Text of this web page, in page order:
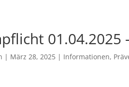
01.04.2025
| März 28, 2025 | Informationen,